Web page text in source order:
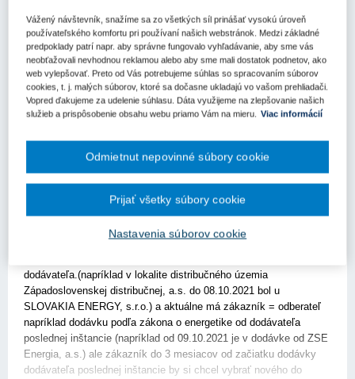
Úradu pre verejné obstarávanie
Bratislava: 9.11.2021
Elektronickou poštou z 12.10.2021 ste sa na nás obrátili so
žiadosťou o informáciu k zákonu č. 343/2015 Z.z. o verejnom
obstarávaní a o zmene a doplnení niektorých zákonov v znení
Vo svojej žiadosti uvádzate, cit.: „chcel by som sa opýtať v
a zemného plynu spoločnosti SLOVAKIA ENERGY, s.r.o. na
odberateľ (obec, mesto) cez verejné obstarávanie vysúťaženého a
vybraného dodávateľa SLOVAKIA ENERGY, s.r.o. = keď bol v
dodávateľa.(napríklad v lokalite distribučného územia
Západoslovenskej distribučnej, a.s. do 08.10.2021 bol u
SLOVAKIA ENERGY, s.r.o.) a aktuálne má zákazník = odberateľ
napríklad dodávku podľa zákona o energetike od dodávateľa
poslednej inštancie (napríklad od 09.10.2021 je v dodávke od ZSE
Energia, a.s.) ale zákazník do 3 mesiacov od začiatku dodávky
dodávateľa poslednej inštancie by si chcel vybrať nového do
Vážený návštevník, snažíme sa zo všetkých síl prinášať vysokú úroveň
používateľského komfortu pri používaní našich webstránok. Medzi základné
predpoklady patrí napr. aby správne fungovalo vyhľadávanie, aby sme vás
neobťažovali nevhodnou reklamou alebo aby sme mali dostatok podnetov, ako
web vylepšovať. Preto od Vás potrebujeme súhlas so spracovaním súborov
cookies, t. j. malých súborov, ktoré sa dočasne ukladajú vo vašom prehliadači.
Vopred ďakujeme za udelenie súhlasu. Dáta využijeme na zlepšovanie našich
služieb a prispôsobenie obsahu webu priamo Vám na mieru.
Viac informácií
Nastavenia súborov cookie
Odmietnut nepovinné súbory cookie
Prijať všetky súbory cookie